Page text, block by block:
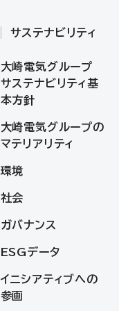
サステナビリティ
大崎電気グループ
サステナビリティ基
本方針
大崎電気グループの
マテリアリティ
環境
社会
ガバナンス
ESGデータ
イニシアティブへの
参画